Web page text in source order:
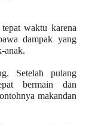
waktu karena
dampak yang
anak.
Setelah pulang
bermain dan
makandan